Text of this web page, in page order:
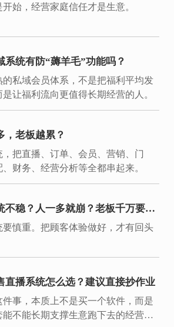
始，经营家庭信任才是生意。
系统有防“薅羊毛”功能吗？
的私域会员体系，不是把福利平均发
是让福利流向更值得长期经营的人。
，老板越累？
，把直播、订单、会员、营销、门
、财务、经营分析等全都串起来。
不稳？人一多就崩？老板千万要重
要慎重。把顾客体验做好，才有回头
直播系统怎么选？建议直接抄作业
件事，本质上不是买一个软件，而是
能不能长期支撑生意跑下去的经营底